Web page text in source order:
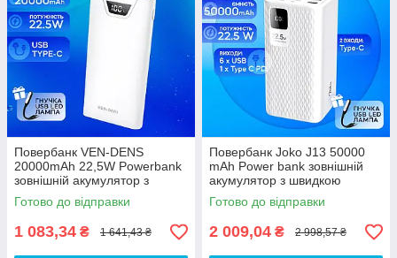
Повербанк VEN-DENS
20000mAh 22,5W Powerbank
зовнішній акумулятор з
швидкою зарядкою для
телефону планшета кільцевоі
лампа - Білий
Готово до відправки
1 083,34 ₴ 1 641,43 ₴
Повербанк Joko J13 50000
mAh Power bank зовнішній
акумулятор з швидкою
зарядкою для телефону
планшета
Готово до відправки
2 009,04 ₴ 2 998,57 ₴